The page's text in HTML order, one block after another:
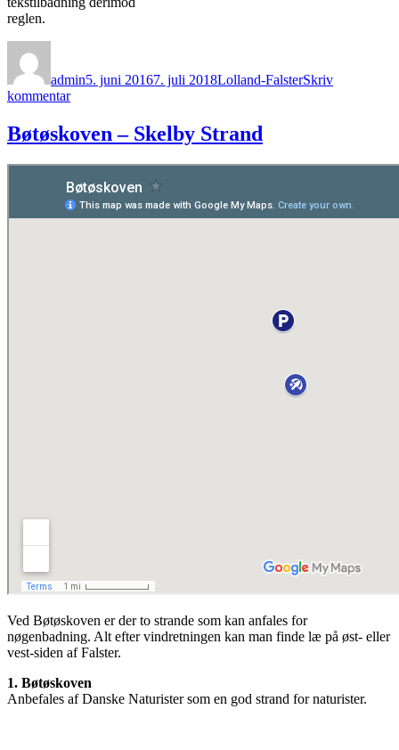
reglen.
admin5. juni 20167. juli 2018Lolland-FalsterSkriv
kommentartil
–
Bøtøskoven – Skelby Strand
Ved Bøtøskoven er der to strande som kan anfales for
nøgenbadning. Alt efter vindretningen kan man finde læ på øst- eller
vest-siden af Falster.
1. Bøtøskoven
Anbefales af Danske Naturister som en god strand for naturister.